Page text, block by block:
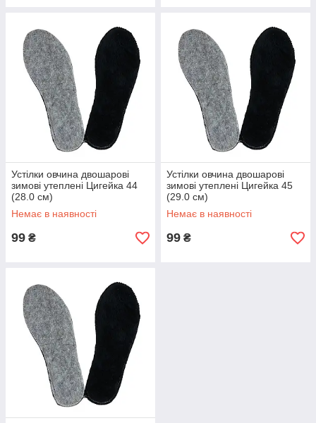
Устілки овчина двошарові
зимові утеплені Цигейка 44
(28.0 см)
Немає в наявності
99 ₴
Устілки овчина двошарові
зимові утеплені Цигейка 45
(29.0 см)
Немає в наявності
99 ₴